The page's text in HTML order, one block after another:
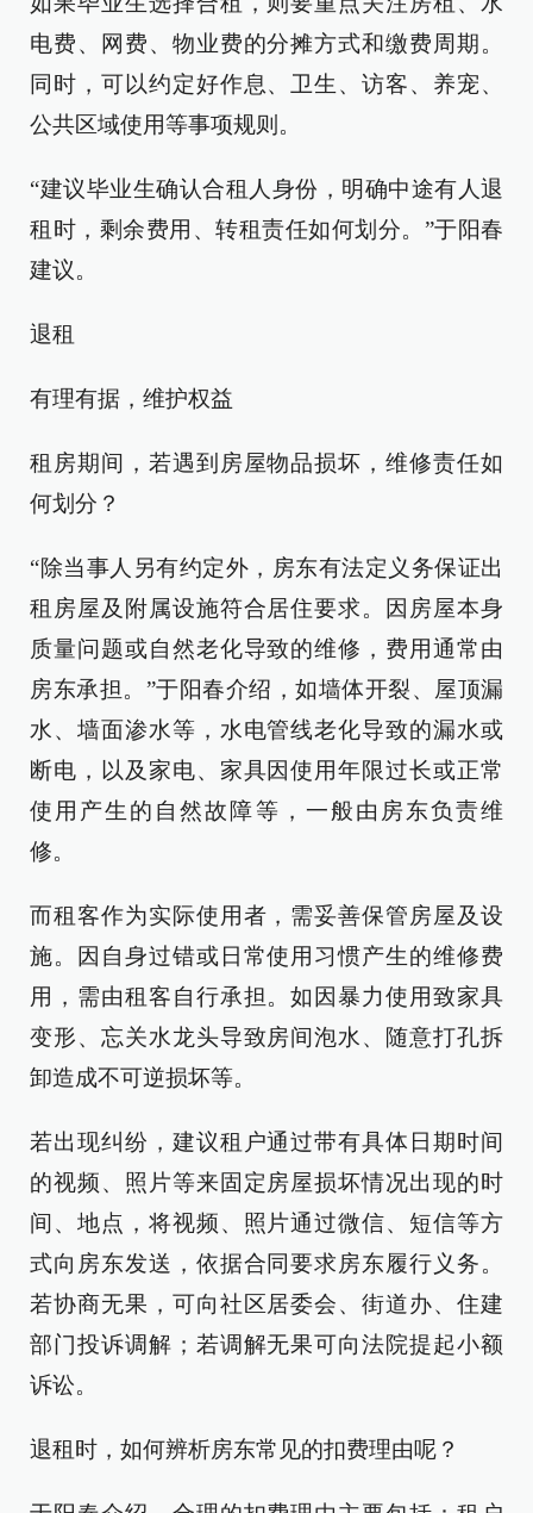
电费、网费、物业费的分摊方式和缴费周期。
同时，可以约定好作息、卫生、访客、养宠、
公共区域使用等事项规则。
“建议毕业生确认合租人身份，明确中途有人退
租时，剩余费用、转租责任如何划分。”于阳春
建议。
退租
有理有据，维护权益
租房期间，若遇到房屋物品损坏，维修责任如
何划分？
“除当事人另有约定外，房东有法定义务保证出
租房屋及附属设施符合居住要求。因房屋本身
质量问题或自然老化导致的维修，费用通常由
房东承担。”于阳春介绍，如墙体开裂、屋顶漏
水、墙面渗水等，水电管线老化导致的漏水或
断电，以及家电、家具因使用年限过长或正常
使用产生的自然故障等，一般由房东负责维
修。
而租客作为实际使用者，需妥善保管房屋及设
施。因自身过错或日常使用习惯产生的维修费
用，需由租客自行承担。如因暴力使用致家具
变形、忘关水龙头导致房间泡水、随意打孔拆
卸造成不可逆损坏等。
若出现纠纷，建议租户通过带有具体日期时间
的视频、照片等来固定房屋损坏情况出现的时
间、地点，将视频、照片通过微信、短信等方
式向房东发送，依据合同要求房东履行义务。
若协商无果，可向社区居委会、街道办、住建
部门投诉调解；若调解无果可向法院提起小额
诉讼。
退租时，如何辨析房东常见的扣费理由呢？